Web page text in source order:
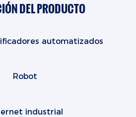
DEL PRODUCTO
automatizados
Robot
industrial